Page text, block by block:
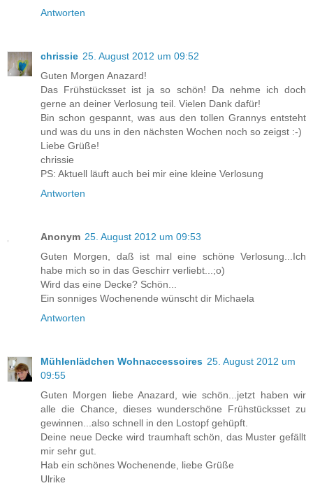
Antworten
chrissie 25. August 2012 um 09:52
Guten Morgen Anazard!
Das Frühstücksset ist ja so schön! Da nehme ich doch
gerne an deiner Verlosung teil. Vielen Dank dafür!
Bin schon gespannt, was aus den tollen Grannys entsteht
und was du uns in den nächsten Wochen noch so zeigst :-)
Liebe Grüße!
chrissie
PS: Aktuell läuft auch bei mir eine kleine Verlosung
Antworten
Anonym 25. August 2012 um 09:53
Guten Morgen, daß ist mal eine schöne Verlosung...Ich
habe mich so in das Geschirr verliebt...;o)
Wird das eine Decke? Schön...
Ein sonniges Wochenende wünscht dir Michaela
Antworten
Mühlenlädchen Wohnaccessoires 25. August 2012 um
09:55
Guten Morgen liebe Anazard, wie schön...jetzt haben wir
alle die Chance, dieses wunderschöne Frühstücksset zu
gewinnen...also schnell in den Lostopf gehüpft.
Deine neue Decke wird traumhaft schön, das Muster gefällt
mir sehr gut.
Hab ein schönes Wochenende, liebe Grüße
Ulrike